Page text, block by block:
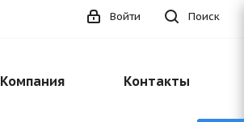
Поиск
Войти
Компания Контакты